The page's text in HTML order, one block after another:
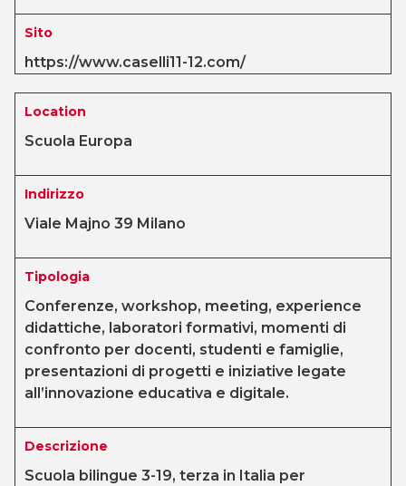
Sito
https://www.caselli11-12.com/
Location
Scuola Europa
Indirizzo
Viale Majno 39 Milano
Tipologia
Conferenze, workshop, meeting, experience
didattiche, laboratori formativi, momenti di
confronto per docenti, studenti e famiglie,
presentazioni di progetti e iniziative legate
all’innovazione educativa e digitale.
Descrizione
Scuola bilingue 3-19, terza in Italia per